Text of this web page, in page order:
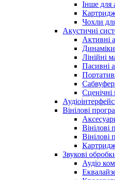
Інше для
Чохли
Акустичні
Активні
Динаміки
Лінійні
Пасивні
Сценічні
Вінілові
Вінілові
Вінілові
Звукові
Аудіо